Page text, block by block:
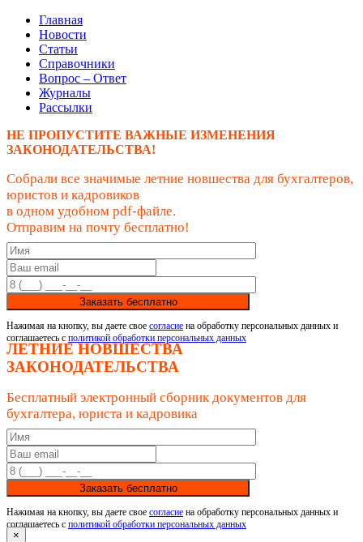
Главная
Новости
Статьи
Справочники
Вопрос – Ответ
Журналы
Рассылки
НЕ ПРОПУСТИТЕ ВАЖНЫЕ ИЗМЕНЕНИЯ
ЗАКОНОДАТЕЛЬСТВА!
Собрали все значимые летние новшества для бухгалтеров,
юристов и кадровиков
в одном удобном pdf-файле.
Отправим на почту бесплатно!
Заказать бесплатно
Нажимая на кнопку, вы даете свое согласие на обработку персональных данных и
соглашаетесь с политикой обработки персональных данных
ЛЕТНИЕ НОВШЕСТВА
ЗАКОНОДАТЕЛЬСТВА
Бесплатный электронный сборник документов для
бухгалтера, юриста и кадровика
Заказать бесплатно
Нажимая на кнопку, вы даете свое согласие на обработку персональных данных и
соглашаетесь с политикой обработки персональных данных
×